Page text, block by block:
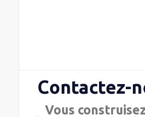
Contactez-
Vous